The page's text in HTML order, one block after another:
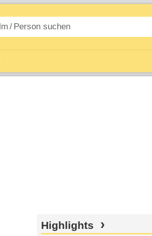
Highlights